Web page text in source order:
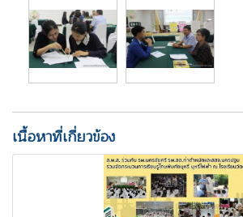
เนื้อหาที่เกี่ยวข้อง